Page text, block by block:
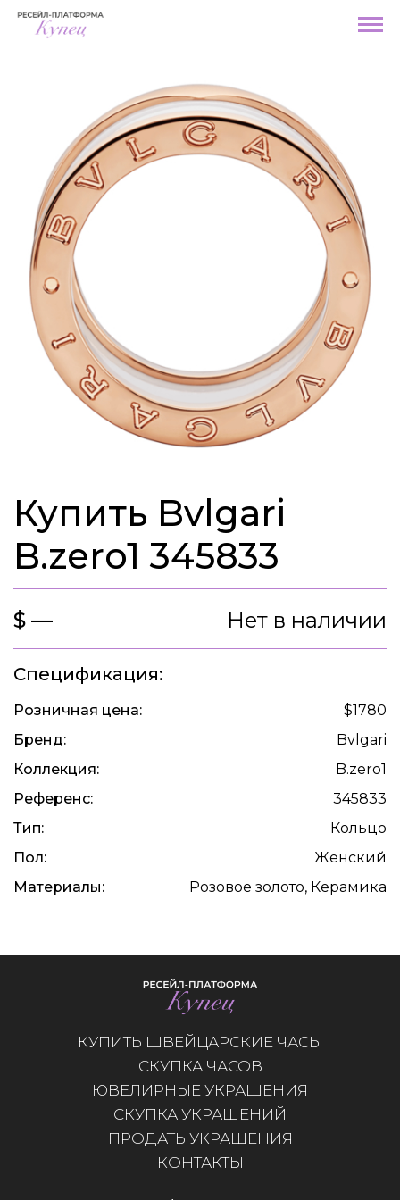
Купить Bvlgari
B.zero1 345833
$ — Нет в наличии
Спецификация:
Розничная цена:
$1780
Бренд:
Bvlgari
Коллекция:
B.zero1
Референс:
345833
Тип:
Кольцо
Пол:
Женский
Материалы:
Розовое золото, Керамика
КУПИТЬ ШВЕЙЦАРСКИЕ ЧАСЫ
СКУПКА ЧАСОВ
ЮВЕЛИРНЫЕ УКРАШЕНИЯ
СКУПКА УКРАШЕНИЙ
ПРОДАТЬ УКРАШЕНИЯ
КОНТАКТЫ